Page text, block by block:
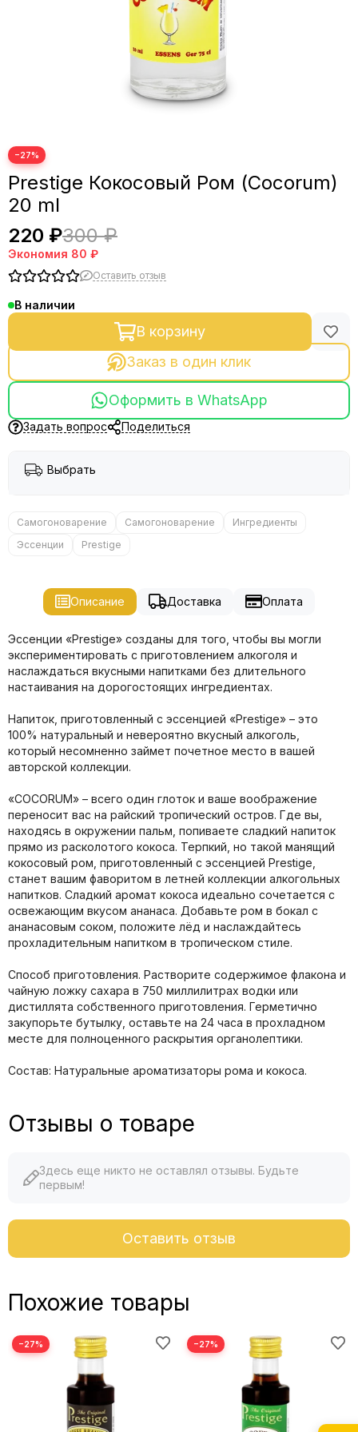
−27%
Prestige Кокосовый Ром (Cocorum)
20 ml
220 ₽300 ₽
Экономия 80 ₽
Оставить отзыв
В наличии
В корзину
Заказ в один клик
Оформить в WhatsApp
Задать вопрос Поделиться
Выбрать
Самогоноварение Самогоноварение
Ингредиенты
Эссенции
Prestige
Описание Доставка Оплата
Эссенции «Prestige» созданы для того, чтобы вы могли
экспериментировать с приготовлением алкоголя и
наслаждаться вкусными напитками без длительного
настаивания на дорогостоящих ингредиентах.
Напиток, приготовленный с эссенцией «Prestige» – это
100% натуральный и невероятно вкусный алкоголь,
который несомненно займет почетное место в вашей
авторской коллекции.
«COCORUM» – всего один глоток и ваше воображение
переносит вас на райский тропический остров. Где вы,
находясь в окружении пальм, попиваете сладкий напиток
прямо из расколотого кокоса. Терпкий, но такой манящий
кокосовый ром, приготовленный с эссенцией Prestige,
станет вашим фаворитом в летней коллекции алкогольных
напитков. Сладкий аромат кокоса идеально сочетается с
освежающим вкусом ананаса. Добавьте ром в бокал с
ананасовым соком, положите лёд и наслаждайтесь
прохладительным напитком в тропическом стиле.
Способ приготовления. Растворите содержимое флакона и
чайную ложку сахара в 750 миллилитрах водки или
дистиллята собственного приготовления. Герметично
закупорьте бутылку, оставьте на 24 часа в прохладном
месте для полноценного раскрытия органолептики.
Состав: Натуральные ароматизаторы рома и кокоса.
Отзывы о товаре
Здесь еще никто не оставлял отзывы. Будьте
первым!
Оставить отзыв
Похожие товары
−27% −27%